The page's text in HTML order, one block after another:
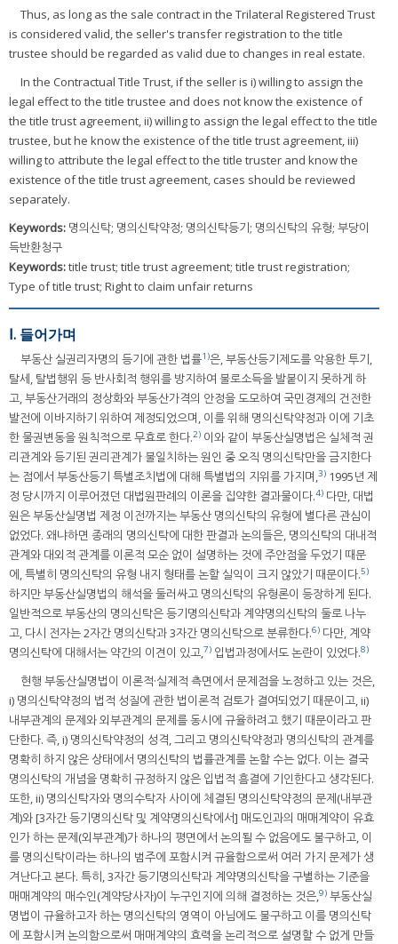
Thus, as long as the sale contract in the Trilateral Registered Trust
is considered valid, the seller's transfer registration to the title
trustee should be regarded as valid due to changes in real estate.
In the Contractual Title Trust, if the seller is i) willing to assign the
legal effect to the title trustee and does not know the existence of
the title trust agreement, ii) willing to assign the legal effect to the title
trustee, but he know the existence of the title trust agreement, iii)
willing to attribute the legal effect to the title truster and know the
existence of the title trust agreement, cases should be reviewed
separately.
Keywords: 명의신탁; 명의신탁약정; 명의신탁등기; 명의신탁의 유형; 부당이
득반환청구
Keywords:title trust; title trust agreement; title trust registration;
Type of title trust; Right to claim unfair returns
Ⅰ. 들어가며
부동산 실권리자명의 등기에 관한 법률1)은, 부동산등기제도를 악용한 투기,
탈세, 탈법행위 등 반사회적 행위를 방지하여 불로소득을 발붙이지 못하게 하
고, 부동산거래의 정상화와 부동산가격의 안정을 도모하여 국민경제의 건전한
발전에 이바지하기 위하여 제정되었으며, 이를 위해 명의신탁약정과 이에 기초
한 물권변동을 원칙적으로 무효로 한다.2) 이와 같이 부동산실명법은 실체적 권
리관계와 등기된 권리관계가 불일치하는 원인 중 오직 명의신탁만을 금지한다
는 점에서 부동산등기 특별조치법에 대해 특별법의 지위를 가지며,3) 1995년 제
정 당시까지 이루어졌던 대법원판례의 이론을 집약한 결과물이다.4) 다만, 대법
원은 부동산실명법 제정 이전까지는 부동산 명의신탁의 유형에 별다른 관심이
없었다. 왜냐하면 종래의 명의신탁에 대한 판결과 논의들은, 명의신탁의 대내적
관계와 대외적 관계를 이론적 모순 없이 설명하는 것에 주안점을 두었기 때문
에, 특별히 명의신탁의 유형 내지 형태를 논할 실익이 크지 않았기 때문이다.5)
하지만 부동산실명법의 해석을 둘러싸고 명의신탁의 유형론이 등장하게 된다.
일반적으로 부동산의 명의신탁은 등기명의신탁과 계약명의신탁의 둘로 나누
고, 다시 전자는 2자간 명의신탁과 3자간 명의신탁으로 분류한다.6) 다만, 계약
명의신탁에 대해서는 약간의 이견이 있고,7) 입법과정에서도 논란이 있었다.8)
현행 부동산실명법이 이론적·실제적 측면에서 문제점을 노정하고 있는 것은,
i) 명의신탁약정의 법적 성질에 관한 법이론적 검토가 결여되었기 때문이고, ii)
내부관계의 문제와 외부관계의 문제를 동시에 규율하려고 했기 때문이라고 판
단한다. 즉, i) 명의신탁약정의 성격, 그리고 명의신탁약정과 명의신탁의 관계를
명확히 하지 않은 상태에서 명의신탁의 법률관계를 논할 수는 없다. 이는 결국
명의신탁의 개념을 명확히 규정하지 않은 입법적 흠결에 기인한다고 생각된다.
또한, ii) 명의신탁자와 명의수탁자 사이에 체결된 명의신탁약정의 문제(내부관
계)와 [3자간 등기명의신탁 및 계약명의신탁에서] 매도인과의 매매계약이 유효
인가 하는 문제(외부관계)가 하나의 평면에서 논의될 수 없음에도 불구하고, 이
를 명의신탁이라는 하나의 범주에 포함시켜 규율함으로써 여러 가지 문제가 생
겨난다고 본다. 특히, 3자간 등기명의신탁과 계약명의신탁을 구별하는 기준을
매매계약의 매수인(계약당사자)이 누구인지에 의해 결정하는 것은,9) 부동산실
명법이 규율하고자 하는 명의신탁의 영역이 아님에도 불구하고 이를 명의신탁
에 포함시켜 논의함으로써 매매계약의 효력을 논리적으로 설명할 수 없게 만들